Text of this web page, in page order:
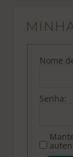
Nome
Senha: